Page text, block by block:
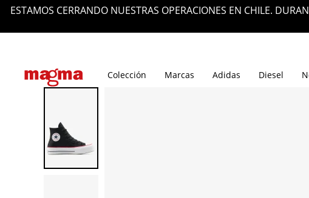
ESTAMOS CERRANDO NUESTRAS OPERACIONES EN CHILE.
Colección Marcas Adidas Diesel